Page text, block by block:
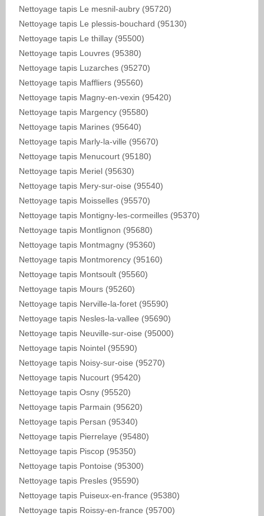
Nettoyage tapis Le mesnil-aubry (95720)
Nettoyage tapis Le plessis-bouchard (95130)
Nettoyage tapis Le thillay (95500)
Nettoyage tapis Louvres (95380)
Nettoyage tapis Luzarches (95270)
Nettoyage tapis Maffliers (95560)
Nettoyage tapis Magny-en-vexin (95420)
Nettoyage tapis Margency (95580)
Nettoyage tapis Marines (95640)
Nettoyage tapis Marly-la-ville (95670)
Nettoyage tapis Menucourt (95180)
Nettoyage tapis Meriel (95630)
Nettoyage tapis Mery-sur-oise (95540)
Nettoyage tapis Moisselles (95570)
Nettoyage tapis Montigny-les-cormeilles (95370)
Nettoyage tapis Montlignon (95680)
Nettoyage tapis Montmagny (95360)
Nettoyage tapis Montmorency (95160)
Nettoyage tapis Montsoult (95560)
Nettoyage tapis Mours (95260)
Nettoyage tapis Nerville-la-foret (95590)
Nettoyage tapis Nesles-la-vallee (95690)
Nettoyage tapis Neuville-sur-oise (95000)
Nettoyage tapis Nointel (95590)
Nettoyage tapis Noisy-sur-oise (95270)
Nettoyage tapis Nucourt (95420)
Nettoyage tapis Osny (95520)
Nettoyage tapis Parmain (95620)
Nettoyage tapis Persan (95340)
Nettoyage tapis Pierrelaye (95480)
Nettoyage tapis Piscop (95350)
Nettoyage tapis Pontoise (95300)
Nettoyage tapis Presles (95590)
Nettoyage tapis Puiseux-en-france (95380)
Nettoyage tapis Roissy-en-france (95700)